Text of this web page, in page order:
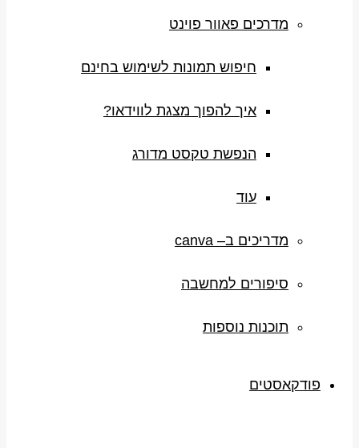
מדרכים פאוור פוינט
חיפוש תמונות לשימוש בחינם
איך להפוך מצגת לווידאו?
הנפשת טקסט מדורג
עוד
מדריכים ב– canva
סיפורים למחשבה
תוכנות נוספות
פודקאסטים